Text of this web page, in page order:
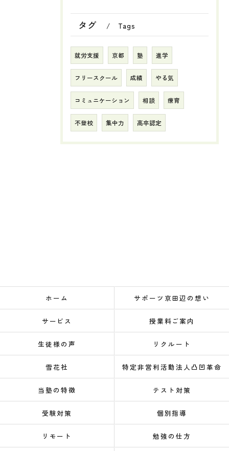
タグ Tags
就労支援 京都 塾 進学
フリースクール 成績 やる気
コミュニケーション 相談 療育
不登校 集中力 高卒認定
ホーム サポーツ京田辺の想い
サービス 授業料ご案内
生徒様の声 リクルート
雪花社 特定非営利活動法人凸凹革命
当塾の特徴 テスト対策
受験対策 個別指導
リモート 勉強の仕方